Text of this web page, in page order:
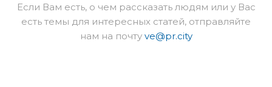
Если Вам есть, о чем рассказать людям или у Вас
есть темы для интересных статей, отправляйте
нам на почту ve@pr.city